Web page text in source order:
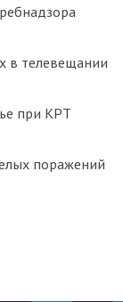
в телевещании
при КРТ
поражений